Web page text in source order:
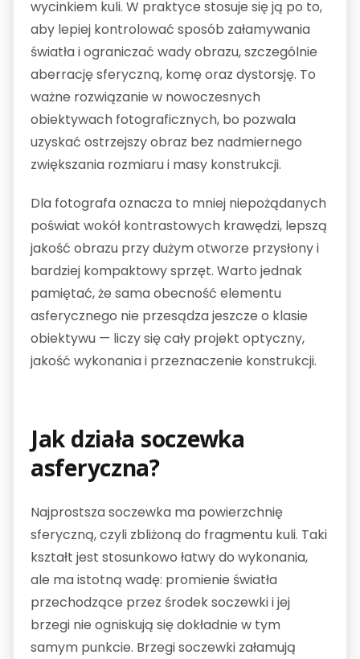
wycinkiem kuli. W praktyce stosuje się ją po to,
aby lepiej kontrolować sposób załamywania
światła i ograniczać wady obrazu, szczególnie
aberrację sferyczną, komę oraz dystorsję. To
ważne rozwiązanie w nowoczesnych
obiektywach fotograficznych, bo pozwala
uzyskać ostrzejszy obraz bez nadmiernego
zwiększania rozmiaru i masy konstrukcji.
Dla fotografa oznacza to mniej niepożądanych
poświat wokół kontrastowych krawędzi, lepszą
jakość obrazu przy dużym otworze przysłony i
bardziej kompaktowy sprzęt. Warto jednak
pamiętać, że sama obecność elementu
asferycznego nie przesądza jeszcze o klasie
obiektywu — liczy się cały projekt optyczny,
jakość wykonania i przeznaczenie konstrukcji.
Jak działa soczewka
asferyczna?
Najprostsza soczewka ma powierzchnię
sferyczną, czyli zbliżoną do fragmentu kuli. Taki
kształt jest stosunkowo łatwy do wykonania,
ale ma istotną wadę: promienie światła
przechodzące przez środek soczewki i jej
brzegi nie ogniskują się dokładnie w tym
samym punkcie. Brzegi soczewki załamują